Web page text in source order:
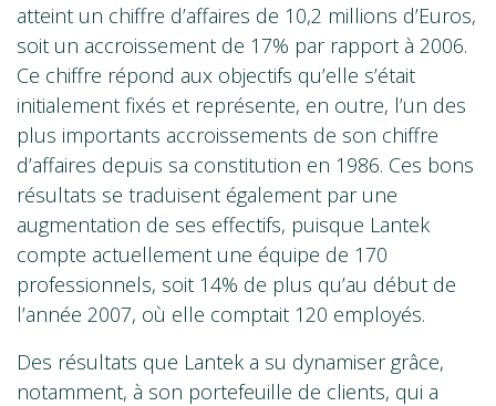
atteint un chiffre d’affaires de 10,2 millions d’Euros,
soit un accroissement de 17% par rapport à 2006.
Ce chiffre répond aux objectifs qu’elle s’était
initialement fixés et représente, en outre, l’un des
plus importants accroissements de son chiffre
d’affaires depuis sa constitution en 1986. Ces bons
résultats se traduisent également par une
augmentation de ses effectifs, puisque Lantek
compte actuellement une équipe de 170
professionnels, soit 14% de plus qu’au début de
l’année 2007, où elle comptait 120 employés.
Des résultats que Lantek a su dynamiser grâce,
notamment, à son portefeuille de clients, qui a